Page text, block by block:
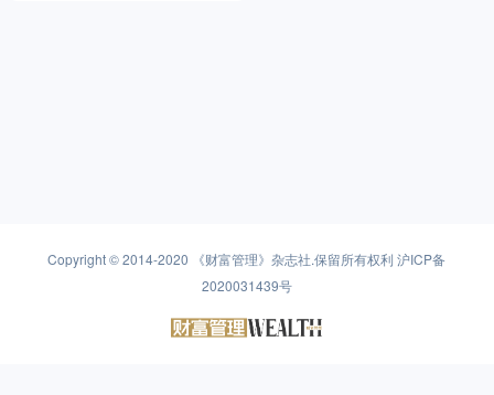
Copyright © 2014-2020 《财富管理》杂志社.保留所有权利沪ICP备
2020031439号